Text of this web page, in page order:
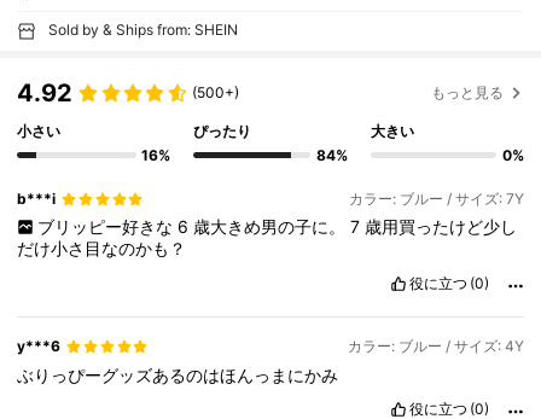
Sold by & Ships from: SHEIN
4.92 (500+) もっと見る
小さい
16%
ぴったり
84%
大きい
0%
b***i カラー: ブルー / サイズ: 7Y
ブリッピー好きな 6 歳大きめ男の子に。 7 歳用買ったけど少し
だけ小さ目なのかも？
役に立つ (0)
y***6 カラー: ブルー / サイズ: 4Y
ぶりっぴーグッズあるのはほんっまにかみ
役に立つ (0)